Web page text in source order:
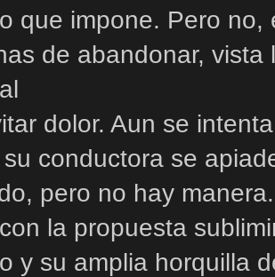
que impone. Pero
de abandonar,
dolor. Aun se
su conductora se
pero no hay
la propuesta
y su amplia horquilla